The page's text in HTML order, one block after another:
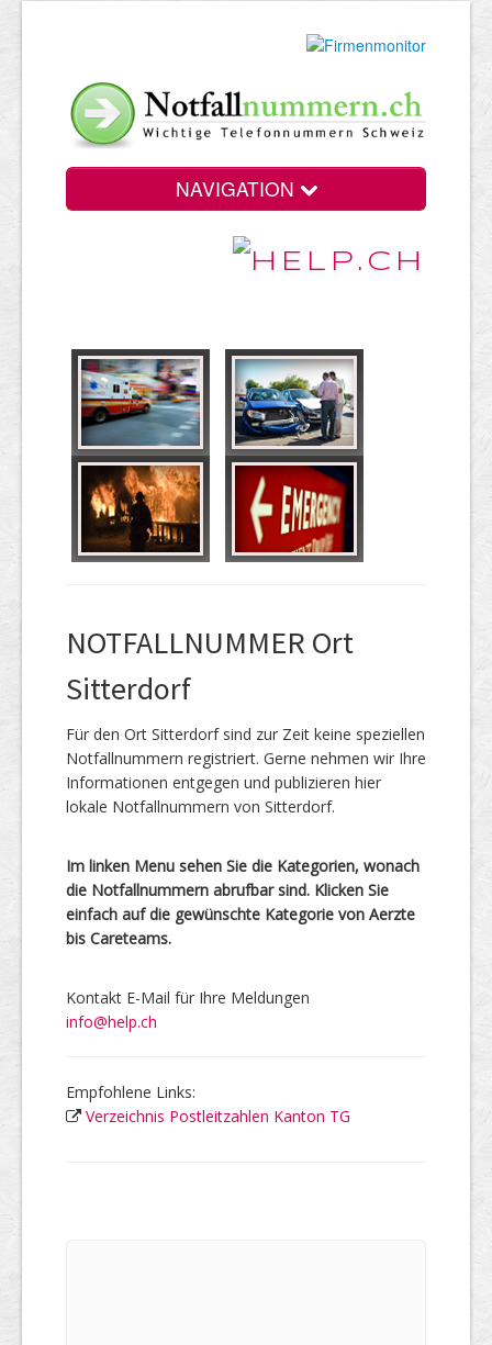
NAVIGATION
NOTFALLNUMMER Ort
Sitterdorf
Für den Ort Sitterdorf sind zur Zeit keine speziellen
Notfallnummern registriert. Gerne nehmen wir Ihre
Informationen entgegen und publizieren hier
lokale Notfallnummern von Sitterdorf.
Im linken Menu sehen Sie die Kategorien, wonach
die Notfallnummern abrufbar sind. Klicken Sie
einfach auf die gewünschte Kategorie von Aerzte
bis Careteams.
Kontakt E-Mail für Ihre Meldungen
info@help.ch
Empfohlene Links:
Verzeichnis Postleitzahlen Kanton TG